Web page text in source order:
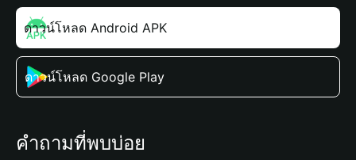
ดาวน์โหลด Android APK
ดาวน์โหลด Google Play
คำถามที่พบบ่อย